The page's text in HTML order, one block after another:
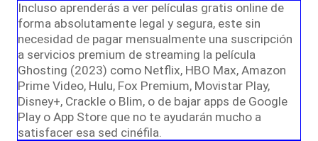
Incluso aprenderás a ver películas gratis online de
forma absolutamente legal y segura, este sin
necesidad de pagar mensualmente una suscripción
a servicios premium de streaming la película
Ghosting (2023) como Netflix, HBO Max, Amazon
Prime Video, Hulu, Fox Premium, Movistar Play,
Disney+, Crackle o Blim, o de bajar apps de Google
Play o App Store que no te ayudarán mucho a
satisfacer esa sed cinéfila.